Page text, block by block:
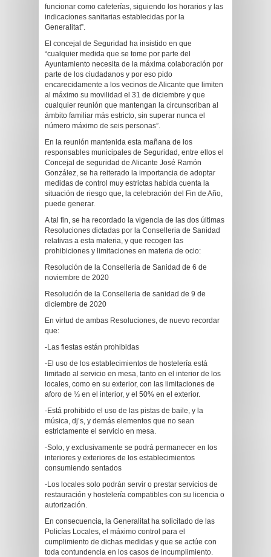
funcionar como cafeterías, siguiendo los horarios y las
indicaciones sanitarias establecidas por la
Generalitat”.
El concejal de Seguridad ha insistido en que
“cualquier medida que se tome por parte del
Ayuntamiento necesita de la máxima colaboración por
parte de los ciudadanos y por eso pido
encarecidamente a los vecinos de Alicante que limiten
al máximo su movilidad el 31 de diciembre y que
cualquier reunión que mantengan la circunscriban al
ámbito familiar más estricto, sin superar nunca el
número máximo de seis personas”.
En la reunión mantenida esta mañana de los
responsables municipales de Seguridad, entre ellos el
Concejal de seguridad de Alicante José Ramón
González, se ha reiterado la importancia de adoptar
medidas de control muy estrictas habida cuenta la
situación de riesgo que, la celebración del Fin de Año,
puede generar.
A tal fin, se ha recordado la vigencia de las dos últimas
Resoluciones dictadas por la Conselleria de Sanidad
relativas a esta materia, y que recogen las
prohibiciones y limitaciones en materia de ocio:
Resolución de la Conselleria de Sanidad de 6 de
noviembre de 2020
Resolución de la Conselleria de sanidad de 9 de
diciembre de 2020
En virtud de ambas Resoluciones, de nuevo recordar
que:
-Las fiestas están prohibidas
-El uso de los establecimientos de hostelería está
limitado al servicio en mesa, tanto en el interior de los
locales, como en su exterior, con las limitaciones de
aforo de ⅓ en el interior, y el 50% en el exterior.
-Está prohibido el uso de las pistas de baile, y la
música, dj’s, y demás elementos que no sean
estrictamente el servicio en mesa.
-Solo, y exclusivamente se podrá permanecer en los
interiores y exteriores de los establecimientos
consumiendo sentados
-Los locales solo podrán servir o prestar servicios de
restauración y hostelería compatibles con su licencia o
autorización.
En consecuencia, la Generalitat ha solicitado de las
Policías Locales, el máximo control para el
cumplimiento de dichas medidas y que se actúe con
toda contundencia en los casos de incumplimiento.